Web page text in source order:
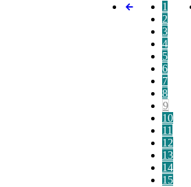
1
2
3
4
5
6
7
8
9
10
11
12
13
14
15